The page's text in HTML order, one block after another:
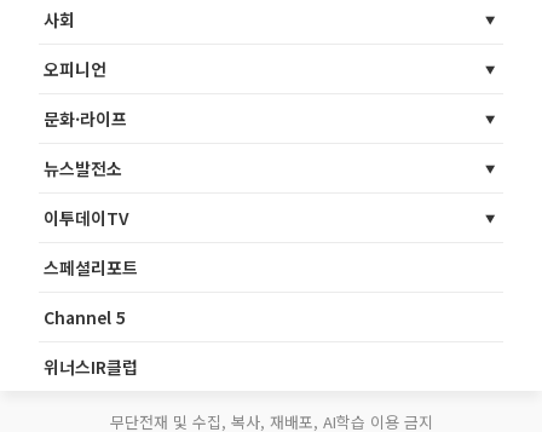
사회
오피니언
문화·라이프
뉴스발전소
이투데이TV
스페셜리포트
Channel 5
위너스IR클럽
무단전재 및 수집, 복사, 재배포, AI학습 이용 금지